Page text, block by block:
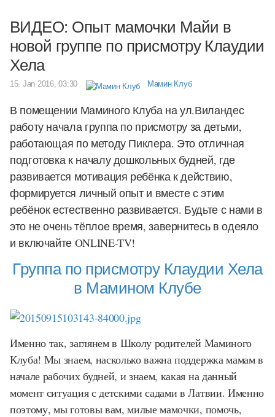
ВИДЕО: Опыт мамочки Майи в
новой группе по присмотру Клаудии
Хела
15. Jan 2016, 03:30 Мамин Клуб
В помещении Маминого Клуба на ул.Виландес
работу начала группа по присмотру за детьми,
работающая по методу Пиклера. Это отличная
подготовка к началу дошкольных будней, где
развивается мотивация ребёнка к действию,
формируется личный опыт и вместе с этим
ребёнок естественно развивается. Будьте с нами в
это не очень тёплое время, завернитесь в одеяло
и включайте ONLINE-TV!
Группа по присмотру Клаудии Хела
в Мамином Клубе
Именно так, заглянем в Школу родителей Маминого
Клуба! Мы знаем, насколько важна поддержка мамам в
начале рабочих будней, и знаем, какая на данный
момент ситуация с детскими садами в Латвии. Именно
поэтому, мы готовы вам, милые мамочки, помочь,